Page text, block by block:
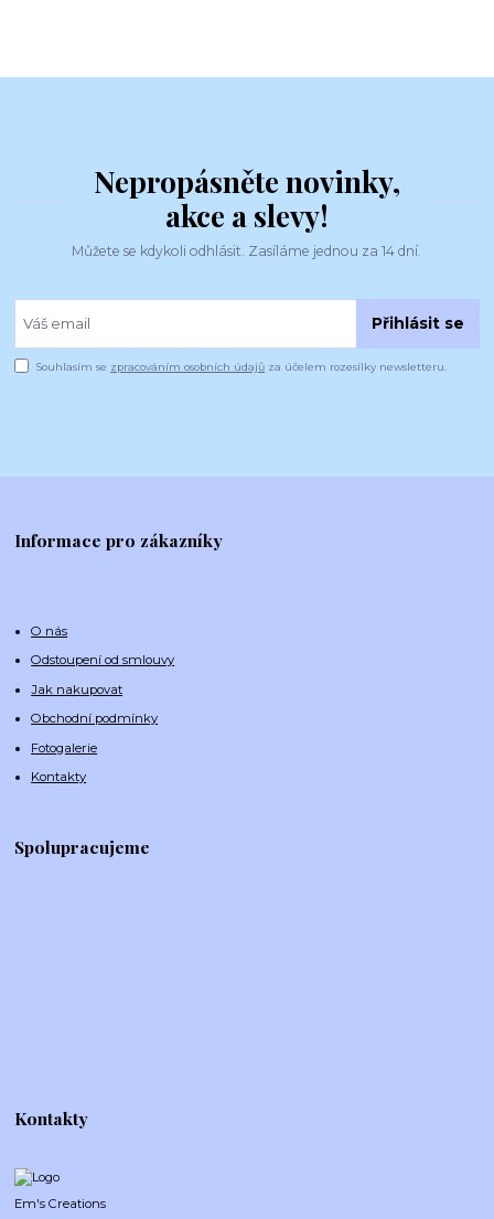
Nepropásněte novinky,
akce a slevy!
Můžete se kdykoli odhlásit. Zasíláme jednou za 14 dní.
Přihlásit se
Souhlasím se zpracováním osobních údajů za účelem rozesílky newsletteru.
Informace pro zákazníky
O nás
Odstoupení od smlouvy
Jak nakupovat
Obchodní podmínky
Fotogalerie
Kontakty
Spolupracujeme
Kontakty
Em's Creations